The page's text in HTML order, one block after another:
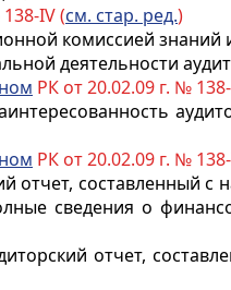
IV (см. стар. ред.)
комиссией знаний
деятельности
РК от 20.02.09 г. №
РК от 20.02.09 г. №
отчет, составленный
сведения о
отчет,